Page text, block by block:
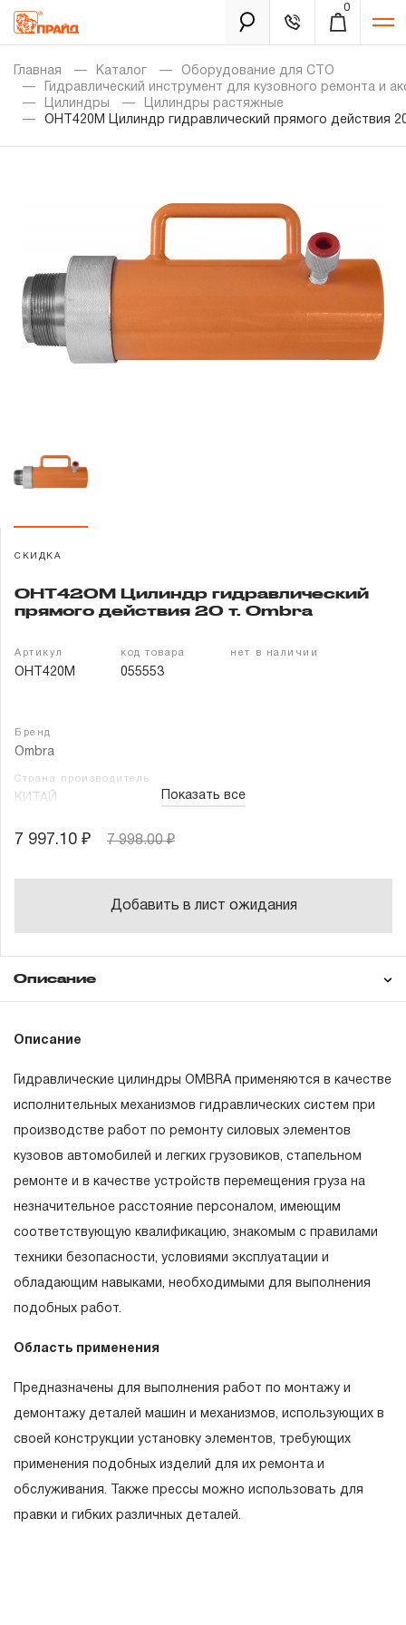
0
Каталог
Золотая лихорадка
Уцененный товар
О нас
Новости
Доставка и оплата
Партнерам
Главная Каталог
Оборудование для СТО
Гидравлический инструмент для кузовного ремонта и
Цилиндры
Цилиндры растяжные
OHT420M Цилиндр гидравлический прямого действия
СКИДКА
OHT420M Цилиндр гидравлический
прямого действия 20 т. Ombra
Артикул
OHT420M
код товара
055553
нет в наличии
Бренд
Ombra
Страна производитель
КИТАЙ Показать все
7 997.10 ₽ 7 998.00 ₽
Добавить в лист ожидания
Описание
Техническая
Описание
Гидравлические цилиндры OMBRA применяются в качестве
исполнительных механизмов гидравлических систем при
производстве работ по ремонту силовых элементов
кузовов автомобилей и легких грузовиков, стапельном
ремонте и в качестве устройств перемещения груза на
незначительное расстояние персоналом, имеющим
соответствующую квалификацию, знакомым с правилами
техники безопасности, условиями эксплуатации и
обладающим навыками, необходимыми для выполнения
подобных работ.
Область применения
Предназначены для выполнения работ по монтажу и
демонтажу деталей машин и механизмов, использующих в
своей конструкции установку элементов, требующих
применения подобных изделий для их ремонта и
обслуживания. Также прессы можно использовать для
правки и гибких различных деталей.
Понятие «ПОЖИЗНЕННАЯ ГАРАНТИЯ».
1.1 Понятие «ПОЖИЗНЕННАЯ ГАРАНТИЯ» включает в
гарантийных обязательств в течение всего периода
эксплуатации изделия, а также замена или ремонт
вышедшего из строя инструмента, если при
проведении технической экспертизы было
изготовлении изделия некачественные материалы или